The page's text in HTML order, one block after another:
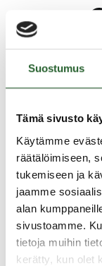
Suostumus
Tämä sivusto
Käytämme
räätälöimiseen,
tukemiseen ja
jaamme
alan
sivustoamme.
tietoja muihin
kerätty, kun olet
5.8.2026
perjantaina
3.8.2026
29.7.2026